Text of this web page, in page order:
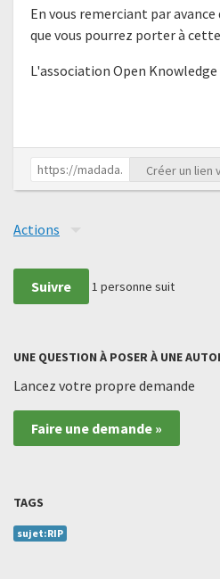
En vous remerciant par
que vous pourrez porter à
L'association Open Knowledge
Créer un lien
Actions
Suivre 1 personne suit
UNE QUESTION À POSER À UNE
Lancez votre propre demande
Faire une demande »
TAGS
sujet:RIP